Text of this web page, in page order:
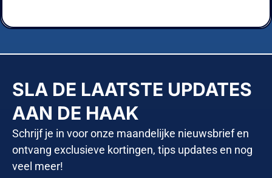
SLA DE LAATSTE UPDATES
AAN DE HAAK
Schrijf je in voor onze maandelijke nieuwsbrief en
ontvang exclusieve kortingen, tips updates en nog
veel meer!